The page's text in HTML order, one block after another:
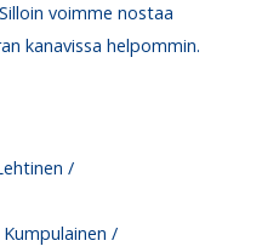
voimme nostaa
kanavissa helpommin.
/
Kumpulainen /